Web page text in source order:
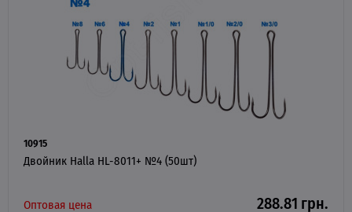
10915
Двойник Halla HL-8011+ №4 (50шт)
Оптовая цена 288.81 грн.